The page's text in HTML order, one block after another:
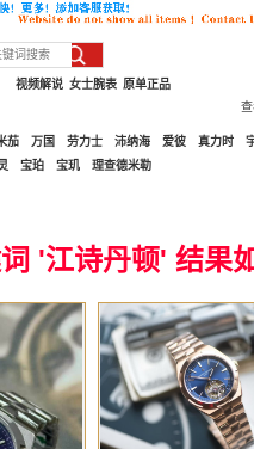
原单正品
女士腕表
视频解说
3
茄 万国 劳力士 沛纳海 爱彼 真力时
宝珀 宝玑 理查德米勒
'江诗丹顿' 结果如